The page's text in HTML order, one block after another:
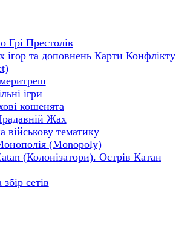
Грі Престолів
ігор та доповнень Карти Конфлікту
ігри
кошенята
Жах
військову тематику
(Monopoly)
(Колонізатори). Острів Катан
сетів